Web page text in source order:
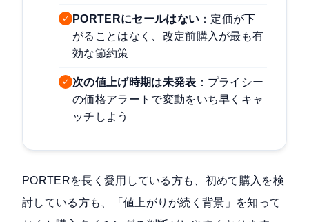
✓ PORTERにセールはない ：定価が下
がることはなく、改定前購入が最も有
効な節約策
✓ 次の値上げ時期は未発表 ：プライシー
の価格アラートで変動をいち早くキャ
ッチしよう
PORTERを長く愛用している方も、初めて購入を検
討している方も、「値上がりが続く背景」を知って